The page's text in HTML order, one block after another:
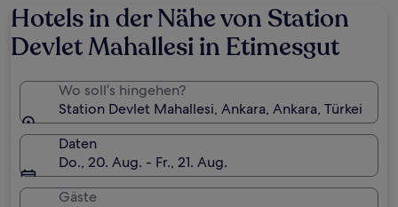
Hotels in der Nähe von Station
Devlet Mahallesi in Etimesgut
Wo soll’s hingehen?
Station Devlet Mahallesi, Ankara, Ankara, Türkei
Daten
Do., 20. Aug. - Fr., 21. Aug.
Gäste